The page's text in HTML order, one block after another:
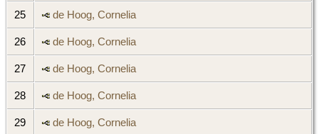
25 de Hoog, Cornelia
26 de Hoog, Cornelia
27 de Hoog, Cornelia
28 de Hoog, Cornelia
29 de Hoog, Cornelia